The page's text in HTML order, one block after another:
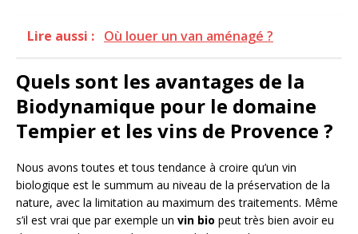
Lire aussi : Où louer un van aménagé ?
Quels sont les avantages de la
Biodynamique pour le domaine
Tempier et les vins de Provence ?
Nous avons toutes et tous tendance à croire qu’un vin
biologique est le summum au niveau de la préservation de la
nature, avec la limitation au maximum des traitements. Même
s’il est vrai que par exemple un vin bio peut très bien avoir eu